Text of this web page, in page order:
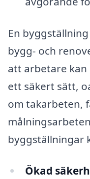
En
bygg- och
att arbetare
ett säkert sätt,
om takarbeten,
byggställningar
Ökad